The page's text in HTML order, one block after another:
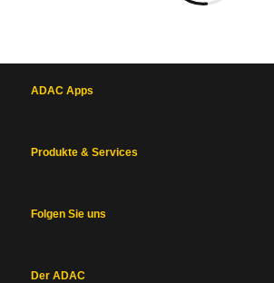
ADAC Apps
Produkte & Services
Folgen Sie uns
Der ADAC